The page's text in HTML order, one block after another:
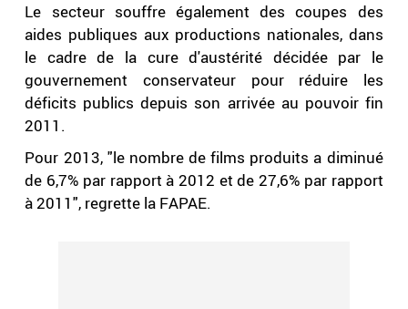
Le secteur souffre également des coupes des
aides publiques aux productions nationales, dans
le cadre de la cure d'austérité décidée par le
gouvernement conservateur pour réduire les
déficits publics depuis son arrivée au pouvoir fin
2011.
Pour 2013, "le nombre de films produits a diminué
de 6,7% par rapport à 2012 et de 27,6% par rapport
à 2011", regrette la FAPAE.